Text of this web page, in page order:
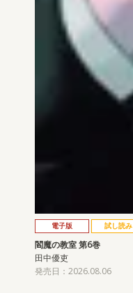
電子版 試し読み
閻魔の教室 第6巻
田中優吏
発売日：2026.08.06